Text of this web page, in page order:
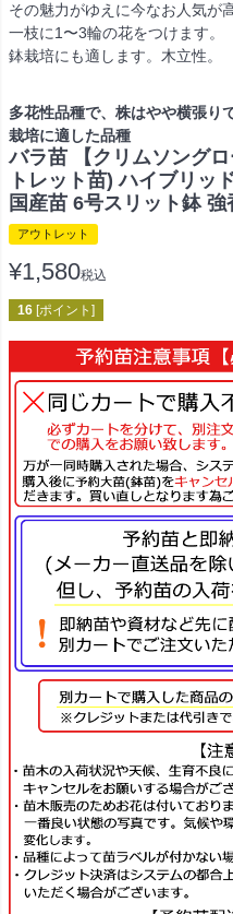
その魅力がゆえに今なお人気が
一枝に1〜3輪の花をつけます。
鉢栽培にも適します。木立性。
多花性品種で、株はやや横張り
栽培に適した品種
バラ苗 【クリムソング
トレット苗) ハイブリッ
国産苗 6号スリット鉢 強
アウトレット
¥1,580税込
16 [ポイント]